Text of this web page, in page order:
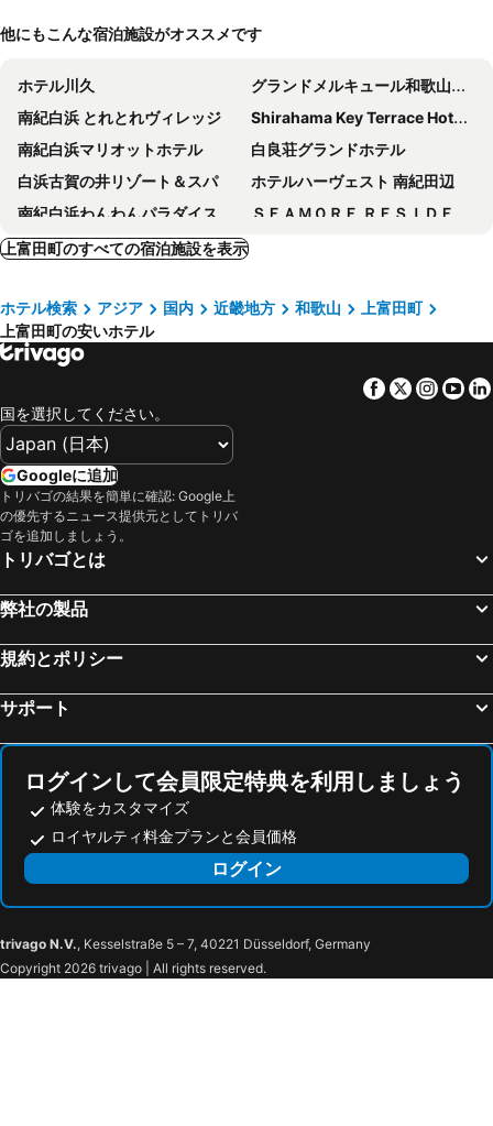
他にもこんな宿泊施設がオススメです
ホテル川久
グランドメルキュール和歌山みなべリゾート＆スパ
南紀白浜 とれとれヴィレッジ
Shirahama Key Terrace Hotel Seamore
南紀白浜マリオットホテル
白良荘グランドホテル
白浜古賀の井リゾート＆スパ
ホテルハーヴェスト 南紀田辺
南紀白浜わんわんパラダイス
ＳＥＡＭＯＲＥ ＲＥＳＩＤＥＮＣＥ（シーモア レジデンス）
Hotel Kii Tanabe
南紀白浜リゾートホテル（旧：朝日リゾートホテル白浜）
ホテル銀翠
グランパスSea
ルアンドン白浜
灯りや
インフィニートホテル & スパ 南紀白浜
白浜温泉 Spa・イン 白浜
犬といっしょ 磯時計
グランパスリゾート白浜
新錦ホテル
白浜温泉 ホテルサンリゾート白浜
白浜・温泉リゾート海岳
ホテル花屋
ビジネスホテル田辺サンシャイン
Tabist Nanki Shirahama Ryokan Mantei
Ichie
ガーデンホテルハナヨ
KaigakuOsen Resort Shirahama
おんせん民宿望海
ビジネスホテルパール
湯処 むろべ
the CUE
Azamian ASSOBO
Nanki Shirahama Resort Hotel - Vacation STAY 38055v
Blanchette Nanki Shirahama
Blanchette Nankishirahama - Vacation Stay 05732v
Nanki Shirahama K-32
Guesthouse Ogawaya
上富田町のすべての宿泊施設を表示
ホテル検索 アジア 国内 近畿地方 和歌山
上富田町
上富田町の安いホテル
Facebook
Twitter
国を選択してください。
Googleに追加
トリバゴの結果を簡単に確認: Google上
の優先するニュース提供元としてトリバ
ゴを追加しましょう。
トリバゴとは
弊社の製品
規約とポリシー
サポート
ログインして会員限定特典を利用しましょう
体験をカスタマイズ
ロイヤルティ料金プランと会員価格
ログイン
trivago N.V., Kesselstraße 5 – 7, 40221 Düsseldorf, Germany
Copyright 2026 trivago | All rights reserved.